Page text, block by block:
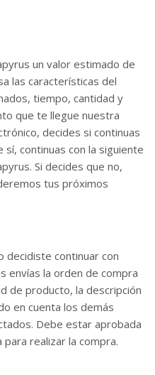
un valor estimado de
las características del
tiempo, cantidad y
que te llegue nuestra
decides si continuas
sí, continuas con la siguiente
Si decides que no,
tus próximos
decidiste continuar con
envías la orden de compra
de producto, la descripción
en cuenta los demás
Debe estar aprobada
realizar la compra.